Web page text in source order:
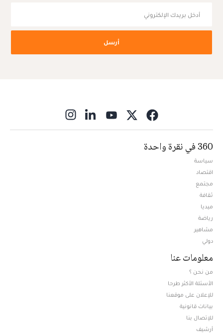
أرسل
360 في نقرة واحدة
سياسة
اقتصاد
مجتمع
ثقافة
ميديا
رياضة
مشاهير
دولي
معلومات عنا
من نحن ؟
الأسئلة الأكثر طرحا
للإعلان على موقعنا
بيانات قانونية
للإتصال بنا
أرشيف